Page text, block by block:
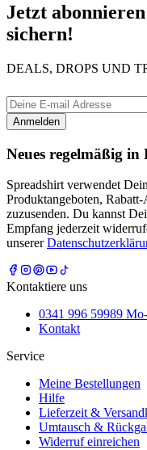
Jetzt
sichern!
DEALS, DROPS UND
Anmelden
Neues regelmäßig in
Spreadshirt verwendet
Produktangeboten,
zuzusenden. Du kannst
Empfang jederzeit
unserer
Kontaktiere uns
0341 996 59989
Kontakt
Service
Meine Bestellungen
Hilfe
Lieferzeit &
Umtausch &
Widerruf einreichen